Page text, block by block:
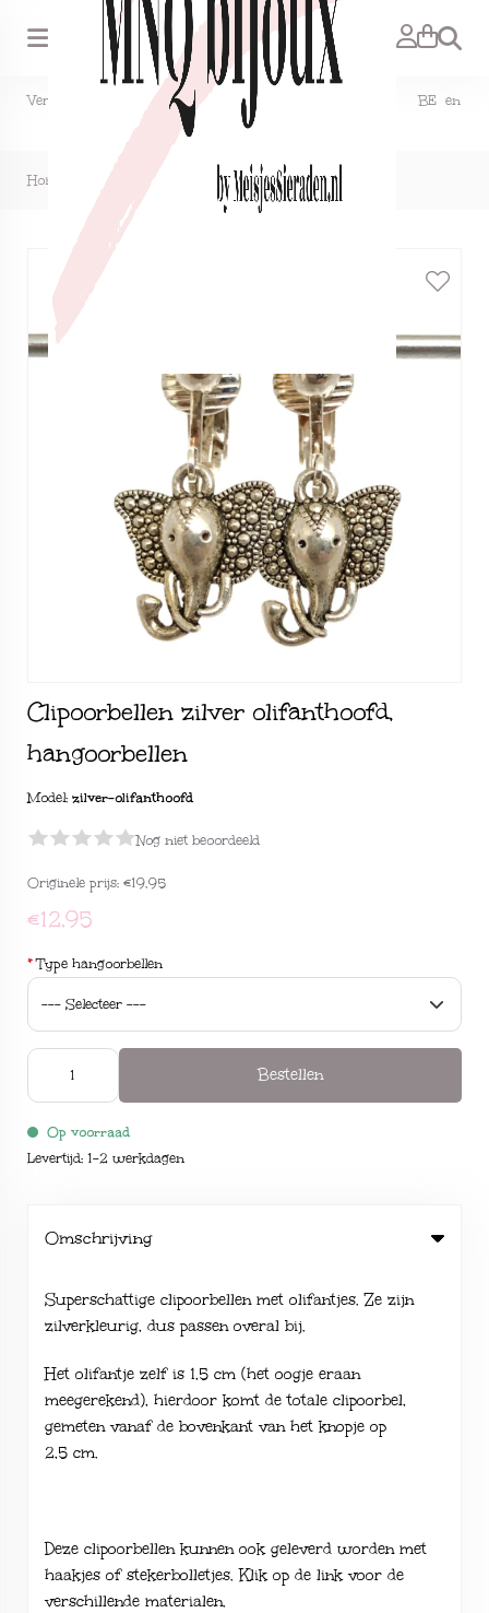
Zoeken
Verzendkosten NL €1,50, GRATIS bij bestelling vanaf €15. BE en
DE €2,95, GRATIS verzenden vanaf €50.
Home Clipoorbellen zilver olifanthoofd, hangoorbellen
Clipoorbellen zilver olifanthoofd,
hangoorbellen
Model: zilver-olifanthoofd
Nog niet beoordeeld
Originele prijs: €19,95
€12,95
*Type hangoorbellen
Bestellen
Op voorraad
Levertijd: 1-2 werkdagen
Omschrijving
Superschattige clipoorbellen met olifantjes. Ze zijn
zilverkleurig, dus passen overal bij.
Het olifantje zelf is 1,5 cm (het oogje eraan
meegerekend), hierdoor komt de totale clipoorbel,
gemeten vanaf de bovenkant van het knopje op
2,5 cm.
Deze clipoorbellen kunnen ook geleverd worden met
haakjes of stekerbolletjes. Klik op de link voor de
verschillende materialen.